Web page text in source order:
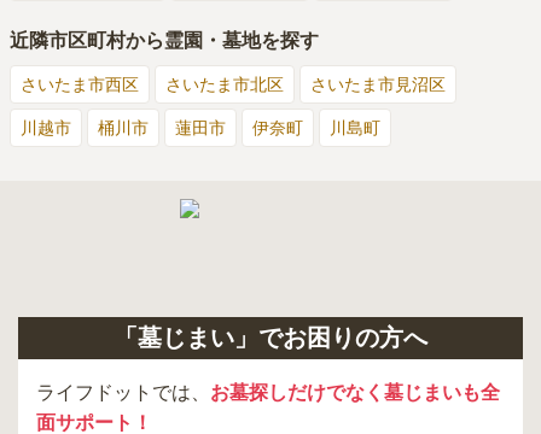
近隣市区町村から霊園・墓地を探す
さいたま市西区 さいたま市北区 さいたま市見沼区
川越市 桶川市 蓮田市 伊奈町 川島町
「墓じまい」でお困りの方へ
ライフドットでは、 お墓探しだけでなく墓じまいも全
面サポート！